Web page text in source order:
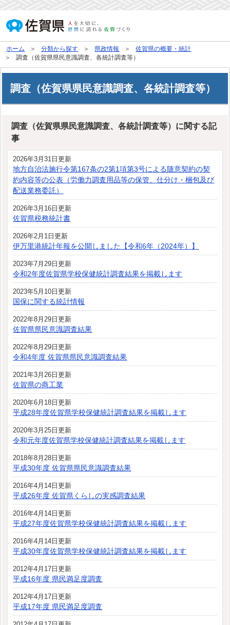
ホーム 分類から探す 県政情報
佐賀県の概要・統計
調査（佐賀県県民意識調査、各統計調査等）
調査（佐賀県県民意識調査、各統計調査等）
調査（佐賀県県民意識調査、各統計調査等）に関する記
事
2026年3月31日更新
地方自治法施行令第167条の2第1項第3号による随意契約の契
約内容等の公表（労働力調査用品等の保管、仕分け・梱包及び
配送業務委託）
2026年3月16日更新
佐賀県税務統計書
2026年2月1日更新
伊万里港統計年報を公開しました【令和6年（2024年）】
2023年7月29日更新
令和2年度佐賀県学校保健統計調査結果を掲載します
2023年5月10日更新
国保に関する統計情報
2022年8月29日更新
佐賀県県民意識調査結果
2022年8月29日更新
令和4年度 佐賀県県民意識調査結果
2021年3月26日更新
佐賀県の商工業
2020年6月18日更新
平成28年度佐賀県学校保健統計調査結果を掲載します
2020年3月25日更新
令和元年度佐賀県学校保健統計調査結果を掲載します
2018年8月28日更新
平成30年度 佐賀県県民意識調査結果
2016年4月14日更新
平成26年度 佐賀県くらしの実感調査結果
2016年4月14日更新
平成27年度佐賀県学校保健統計調査結果を掲載します
2016年4月14日更新
平成30年度佐賀県学校保健統計調査結果を掲載します
2012年4月17日更新
平成16年度 県民満足度調査
2012年4月17日更新
平成17年度 県民満足度調査